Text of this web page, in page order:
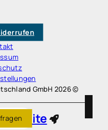
GmbH 2026
Ynfinite